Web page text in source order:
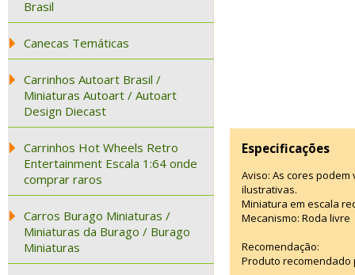
Brasil
Canecas Temáticas
Carrinhos Autoart Brasil /
Miniaturas Autoart / Autoart
Design Diecast
Carrinhos Hot Wheels Retro
Entertainment Escala 1:64 onde
comprar raros
Carros Burago Miniaturas /
Miniaturas da Burago / Burago
Miniaturas
Especificações
Aviso: As cores
ilustrativas.
Miniatura em escala
Mecanismo: Roda livre
Recomendação:
Produto recomendado